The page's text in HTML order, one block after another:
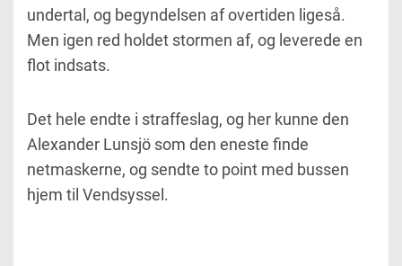
undertal, og begyndelsen af overtiden ligeså.
Men igen red holdet stormen af, og leverede en
flot indsats.
Det hele endte i straffeslag, og her kunne den
Alexander Lunsjö som den eneste finde
netmaskerne, og sendte to point med bussen
hjem til Vendsyssel.